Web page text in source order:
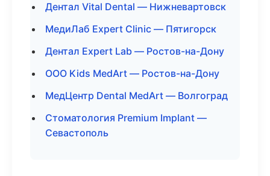
Дентал Vital Dental — Нижневартовск
МедиЛаб Expert Clinic — Пятигорск
Дентал Expert Lab — Ростов-на-Дону
ООО Kids MedArt — Ростов-на-Дону
МедЦентр Dental MedArt — Волгоград
Стоматология Premium Implant —
Севастополь